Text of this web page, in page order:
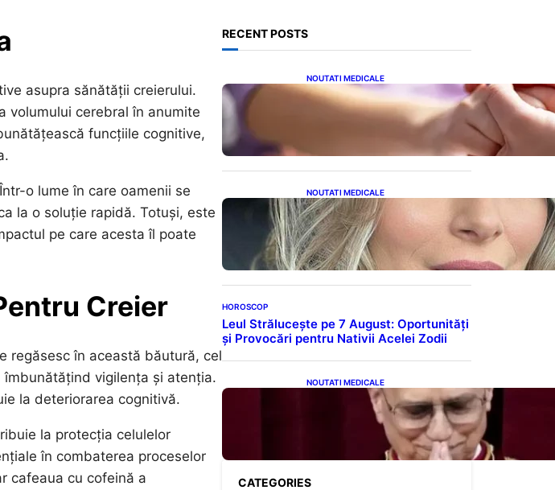
asupra sănătății creierului.
volumului cerebral în anumite
funcțiile cognitive,
o lume în care oamenii se
la o soluție rapidă. Totuși, este
pe care acesta îl poate
Creier
regăsesc în această băutură, cel
vigilența și atenția.
la deteriorarea cognitivă.
la protecția celulelor
în combaterea proceselor
cafeaua cu cofeină a
RECENT POSTS
NOUTATI MEDICALE
Creșterea alarmantă a
cancerului la tineri: o
analiză detaliată a
NOUTATI MEDICALE
Laura Cosoi și Povestea
Maternității: O Călătorie
Plină de Dragoste și
Provocări
HOROSCOP
Leul Strălucește pe 7 August: Oportunități
și Provocări pentru Nativii Acelei Zodii
NOUTATI MEDICALE
Descoperiri Revoluționare:
Originile Papei Leon al XIV-
lea și Legăturile Sale Cu
CATEGORIES